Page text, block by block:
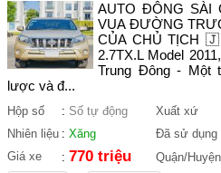
AUTO ĐÔNG SÀI
VUA ĐƯỜNG
CỦA CHỦ TỊCH
2.7TX.L Model
Trung Đông - Một
lược và đ...
Hộp số : Số tự động Xuất xứ
Nhiên liệu : Xăng Đã sử dụng
Giá xe
: 770 triệu Quận/Huyện